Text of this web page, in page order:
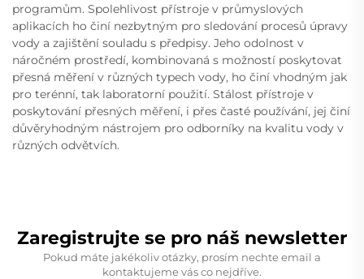
programům. Spolehlivost přístroje v průmyslových
aplikacích ho činí nezbytným pro sledování procesů úpravy
vody a zajištění souladu s předpisy. Jeho odolnost v
náročném prostředí, kombinovaná s možností poskytovat
přesná měření v různých typech vody, ho činí vhodným jak
pro terénní, tak laboratorní použití. Stálost přístroje v
poskytování přesných měření, i přes časté používání, jej činí
důvěryhodným nástrojem pro odborníky na kvalitu vody v
různých odvětvích.
Zaregistrujte se pro náš newsletter
Pokud máte jakékoliv otázky, prosím nechte email a
kontaktujeme vás co nejdříve.